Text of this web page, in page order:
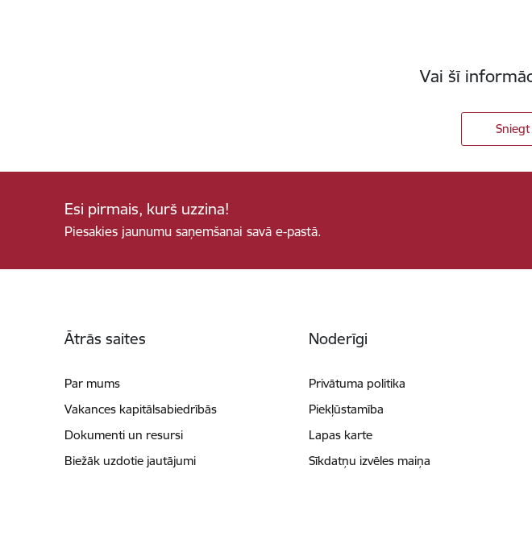
Vai šī
Esi pirmais, kurš uzzina!
Piesakies jaunumu saņemšanai savā e-pastā.
Ātrās saites
Par mums
Vakances kapitālsabiedrībās
Dokumenti un resursi
Biežāk uzdotie jautājumi
Noderīgi
Privātuma politika
Piekļūstamība
Lapas karte
Sīkdatņu izvēles maiņa